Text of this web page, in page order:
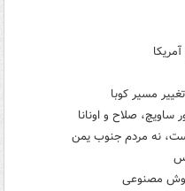
مسیر کوبا
ساویچ، صلاح و اونانا
نه مردم جنوب یمن
هوش مصنوعی